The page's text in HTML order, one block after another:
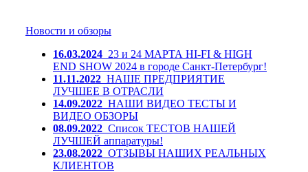
Новости и обзоры
16.03.2024 23 и 24 МАРТА HI-FI & HIGH
END SHOW 2024 в городе Санкт-Петербург!
11.11.2022 НАШЕ ПРЕДПРИЯТИЕ
ЛУЧШЕЕ В ОТРАСЛИ
14.09.2022 НАШИ ВИДЕО ТЕСТЫ И
ВИДЕО ОБЗОРЫ
08.09.2022 Список ТЕСТОВ НАШЕЙ
ЛУЧШЕЙ аппаратуры!
23.08.2022 ОТЗЫВЫ НАШИХ РЕАЛЬНЫХ
КЛИЕНТОВ